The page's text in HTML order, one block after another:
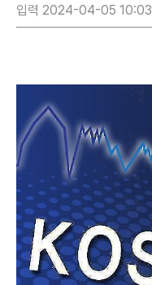
입력 2024-04-05 10:03